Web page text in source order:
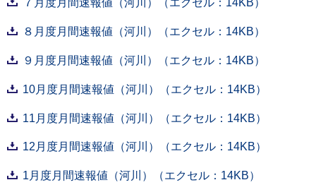
７月度月間速報値（河川）（エクセル：14KB）
８月度月間速報値（河川）（エクセル：14KB）
９月度月間速報値（河川）（エクセル：14KB）
10月度月間速報値（河川）（エクセル：14KB）
11月度月間速報値（河川）（エクセル：14KB）
12月度月間速報値（河川）（エクセル：14KB）
1月度月間速報値（河川）（エクセル：14KB）